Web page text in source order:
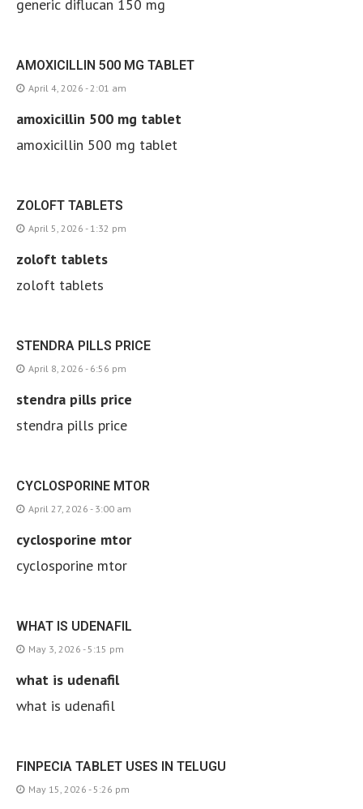
generic diflucan 150 mg
AMOXICILLIN 500 MG TABLET
April 4, 2026 - 2:01 am
amoxicillin 500 mg tablet
amoxicillin 500 mg tablet
ZOLOFT TABLETS
April 5, 2026 - 1:32 pm
zoloft tablets
zoloft tablets
STENDRA PILLS PRICE
April 8, 2026 - 6:56 pm
stendra pills price
stendra pills price
CYCLOSPORINE MTOR
April 27, 2026 - 3:00 am
cyclosporine mtor
cyclosporine mtor
WHAT IS UDENAFIL
May 3, 2026 - 5:15 pm
what is udenafil
what is udenafil
FINPECIA TABLET USES IN TELUGU
May 15, 2026 - 5:26 pm